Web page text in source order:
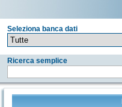
Seleziona banca dati
Ricerca semplice